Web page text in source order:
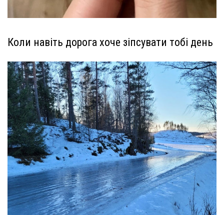
Коли навіть дорога хоче зіпсувати тобі день